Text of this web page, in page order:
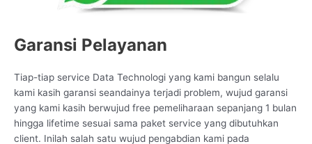
Garansi Pelayanan
Tiap-tiap service Data Technologi yang kami bangun selalu
kami kasih garansi seandainya terjadi problem, wujud garansi
yang kami kasih berwujud free pemeliharaan sepanjang 1 bulan
hingga lifetime sesuai sama paket service yang dibutuhkan
client. Inilah salah satu wujud pengabdian kami pada